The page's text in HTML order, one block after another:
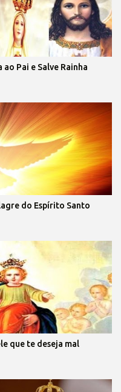
Pai e Salve Rainha
do Espírito Santo
que te deseja mal